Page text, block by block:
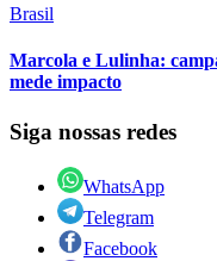
Brasil
Marcola e Lulinha:
mede impacto
Siga nossas redes
WhatsApp
Telegram
Facebook